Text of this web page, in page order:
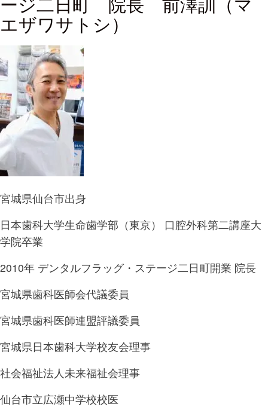
エザワサトシ）
宮城県仙台市出身
日本歯科大学生命歯学部（東京） 口腔外科第二講座大
学院卒業
2010年 デンタルフラッグ・ステージ二日町開業 院長
宮城県歯科医師会代議委員
宮城県歯科医師連盟評議委員
宮城県日本歯科大学校友会理事
社会福祉法人未来福祉会理事
仙台市立広瀬中学校校医